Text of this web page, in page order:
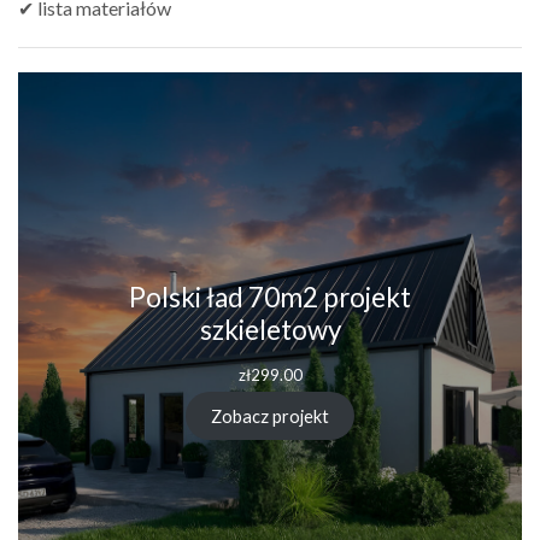
✔ lista materiałów
Polski ład 70m2 projekt
szkieletowy
zł299.00
Zobacz projekt